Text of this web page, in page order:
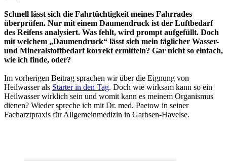
Schnell lässt sich die Fahrtüchtigkeit meines Fahrrades
überprüfen. Nur mit einem Daumendruck ist der Luftbedarf
des Reifens analysiert. Was fehlt, wird prompt aufgefüllt. Doch
mit welchem „Daumendruck“ lässt sich mein täglicher Wasser-
und Mineralstoffbedarf korrekt ermitteln? Gar nicht so einfach,
wie ich finde, oder?
Im vorherigen Beitrag sprachen wir über die Eignung von
Heilwasser als Starter in den Tag. Doch wie wirksam kann so ein
Heilwasser wirklich sein und womit kann es meinem Organismus
dienen? Wieder spreche ich mit Dr. med. Paetow in seiner
Facharztpraxis für Allgemeinmedizin in Garbsen-Havelse.